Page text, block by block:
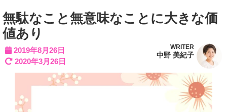
無駄なこと無意味なことに大きな価
値あり
2019年8月26日
2020年3月26日
WRITER
中野 美紀子